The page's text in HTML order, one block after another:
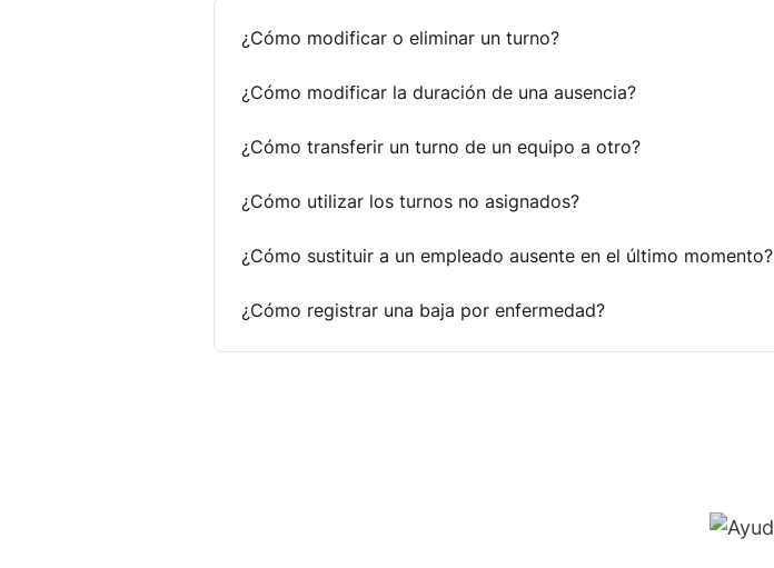
¿Cómo modificar o eliminar un turno?
¿Cómo modificar la duración de una ausencia?
¿Cómo transferir un turno de un equipo a otro?
¿Cómo utilizar los turnos no asignados?
¿Cómo sustituir a un empleado ausente en el último momento?
¿Cómo registrar una baja por enfermedad?